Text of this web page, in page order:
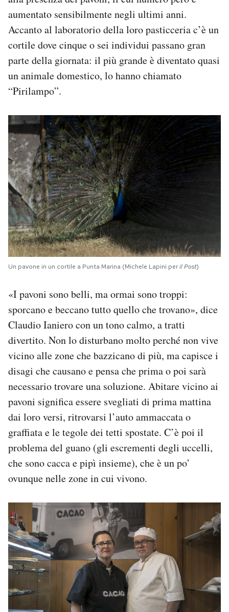
aumentato sensibilmente negli ultimi anni.
Accanto al laboratorio della loro pasticceria c’è un
cortile dove cinque o sei individui passano gran
parte della giornata: il più grande è diventato quasi
un animale domestico, lo hanno chiamato
“Pirilampo”.
Un pavone in un cortile a Punta Marina (Michele Lapini peril Post)
«I pavoni sono belli, ma ormai sono troppi:
sporcano e beccano tutto quello che trovano», dice
Claudio Ianiero con un tono calmo, a tratti
divertito. Non lo disturbano molto perché non vive
vicino alle zone che bazzicano di più, ma capisce i
disagi che causano e pensa che prima o poi sarà
necessario trovare una soluzione. Abitare vicino ai
pavoni significa essere svegliati di prima mattina
dai loro versi, ritrovarsi l’auto ammaccata o
graffiata e le tegole dei tetti spostate. C’è poi il
problema del guano (gli escrementi degli uccelli,
che sono cacca e pipì insieme), che è un po’
ovunque nelle zone in cui vivono.